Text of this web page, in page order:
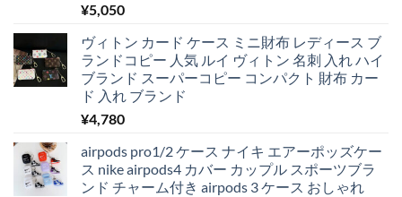
¥5,050
ヴィトン カード ケース ミニ財布 レディース ブ
ランドコピー 人気 ルイ ヴィトン 名刺 入れ ハイ
ブランド スーパーコピー コンパクト 財布 カー
ド 入れ ブランド
¥4,780
airpods pro1/2 ケース ナイキ エアーポッズケー
ス nike airpods4 カバー カップル スポーツブラ
ンド チャーム付き airpods 3 ケース おしゃれ